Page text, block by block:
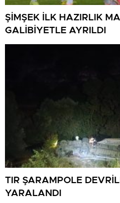
ŞİMŞEK İLK HAZIRLIK
GALİBİYETLE AYRILDI
TIR ŞARAMPOLE
YARALANDI